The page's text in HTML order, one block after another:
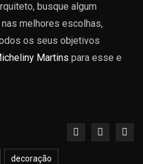
busque algum
melhores escolhas,
os seus objetivos
Martins para esse e
decoração